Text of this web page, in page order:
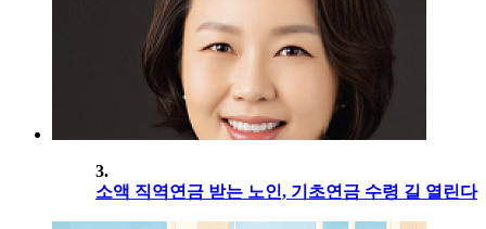
3.
소액 직역연금 받는 노인, 기초연금 수령 길 열린다